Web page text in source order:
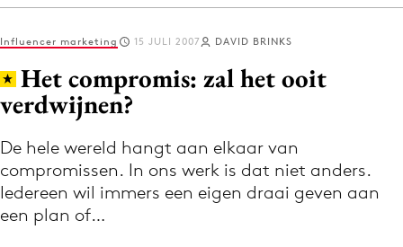
Log in
Volg het laatste nieuws via de Adformatie
Nieuws app
Influencer marketing 15 JULI 2007 DAVID BRINKS
Het compromis: zal het ooit
verdwijnen?
De hele wereld hangt aan elkaar van
compromissen. In ons werk is dat niet anders.
Iedereen wil immers een eigen draai geven aan
een plan of…